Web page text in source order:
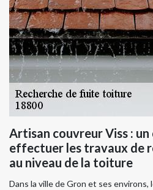
Artisan couvreur Viss :
effectuer les travaux de
au niveau de la toiture
Dans la ville de Gron et ses